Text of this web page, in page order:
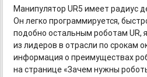
Манипулятор UR5 имеет радиус
Он легко программируется,
подобно остальным роботам UR,
из лидеров в отрасли по срокам
информация о преимуществах
на странице «Зачем нужны